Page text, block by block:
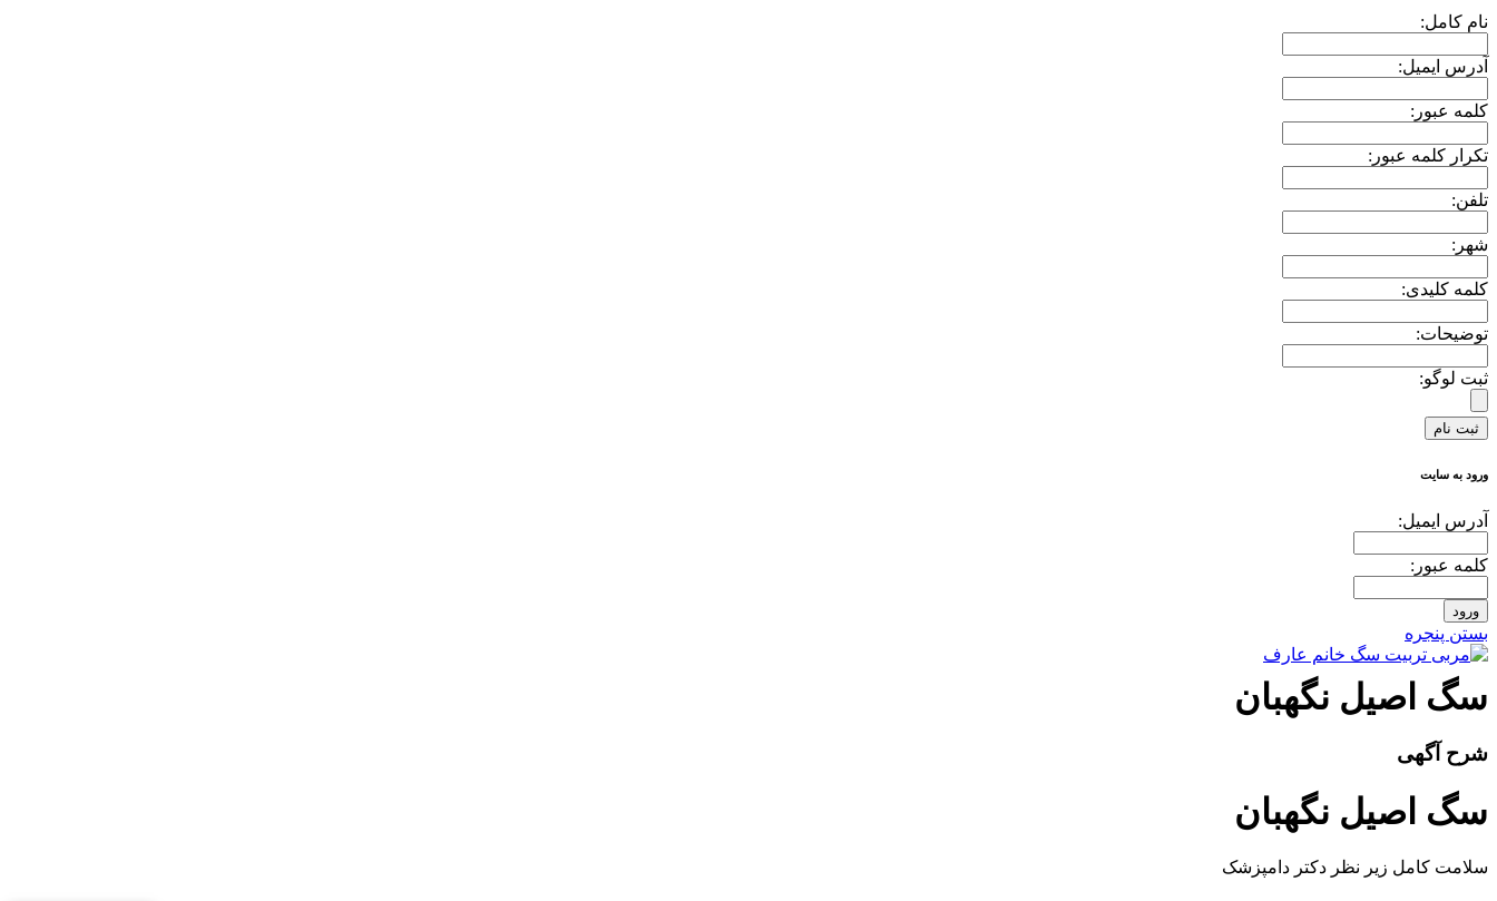
نام کامل:
آدرس ایمیل:
کلمه عبور:
تکرار کلمه عبور:
تلفن:
شهر:
کلمه کلیدی:
توضیحات:
ثبت لوگو:
ورود به سایت
آدرس ايميل:
کلمه عبور:
بستن پنجره
سگ اصيل نگهبان
شرح آگهی
سگ اصيل نگهبان
سلامت کامل زير نظر دکتر دامپزشک